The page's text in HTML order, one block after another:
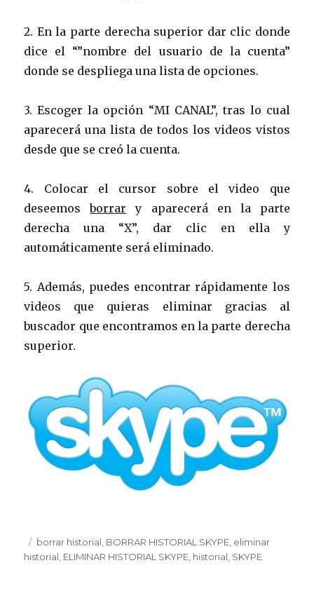
2. En la parte derecha superior dar clic donde
dice el “”nombre del usuario de la cuenta”
donde se despliega una lista de opciones.
3. Escoger la opción “MI CANAL”, tras lo cual
aparecerá una lista de todos los videos vistos
desde que se creó la cuenta.
4. Colocar el cursor sobre el video que
deseemosborrar y aparecerá en la parte
derecha una “X”, dar clic en ella y
automáticamente será eliminado.
5. Además, puedes encontrar rápidamente los
videos que quieras eliminar gracias al
buscador que encontramos en la parte derecha
superior.
Publicado
el
Etiquetas
borrar historial BORRAR HISTORIAL SKYPE eliminar
historial ELIMINAR HISTORIAL SKYPE historial SKYPE